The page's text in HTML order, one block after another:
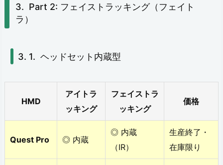
0
円：
だ
わ
り
派
4.
Part 2: フェイストラッキング（フェイト
ラ）
ヘッドセット内蔵型
HMD
アイトラ
ッキング
フェイストラ
ッキング
価格
Quest Pro ◎ 内蔵
◎ 内蔵
（IR）
生産終了・
在庫限り